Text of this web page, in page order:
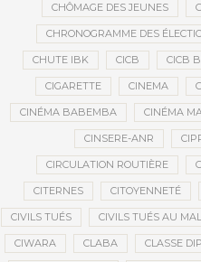
CHÔMAGE DES JEUNES
CHRONOGRAMME DES
CHUTE IBK CICB CICB
CIGARETTE CINEMA
CINÉMA BABEMBA CINÉMA
CINSERE-ANR
CIRCULATION ROUTIÈRE
CITERNES CITOYENNETÉ
CIVILS TUÉS CIVILS TUÉS AU
CIWARA CLABA CLASSE